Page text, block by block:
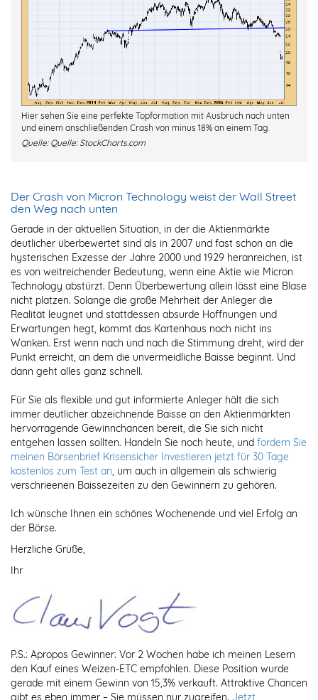
Hier sehen Sie eine perfekte Topformation mit Ausbruch nach unten
und einem anschließenden Crash von minus 18% an einem Tag.
Quelle: Quelle: StockCharts.com
Der Crash von Micron Technology weist der Wall Street
den Weg nach unten
Gerade in der aktuellen Situation, in der die Aktienmärkte
deutlicher überbewertet sind als in 2007 und fast schon an die
hysterischen Exzesse der Jahre 2000 und 1929 heranreichen, ist
es von weitreichender Bedeutung, wenn eine Aktie wie Micron
Technology abstürzt. Denn Überbewertung allein lässt eine Blase
nicht platzen. Solange die große Mehrheit der Anleger die
Realität leugnet und stattdessen absurde Hoffnungen und
Erwartungen hegt, kommt das Kartenhaus noch nicht ins
Wanken. Erst wenn nach und nach die Stimmung dreht, wird der
Punkt erreicht, an dem die unvermeidliche Baisse beginnt. Und
dann geht alles ganz schnell.
Für Sie als flexible und gut informierte Anleger hält die sich
immer deutlicher abzeichnende Baisse an den Aktienmärkten
hervorragende Gewinnchancen bereit, die Sie sich nicht
entgehen lassen sollten. Handeln Sie noch heute, und fordern Sie
meinen Börsenbrief Krisensicher Investieren jetzt für 30 Tage
kostenlos zum Test an, um auch in allgemein als schwierig
verschrieenen Baissezeiten zu den Gewinnern zu gehören.
Ich wünsche Ihnen ein schönes Wochenende und viel Erfolg an
der Börse.
Herzliche Grüße,
Ihr
P.S.: Apropos Gewinner: Vor 2 Wochen habe ich meinen Lesern
den Kauf eines Weizen-ETC empfohlen. Diese Position wurde
gerade mit einem Gewinn von 15,3% verkauft. Attraktive Chancen
gibt es eben immer – Sie müssen nur zugreifen. Jetzt